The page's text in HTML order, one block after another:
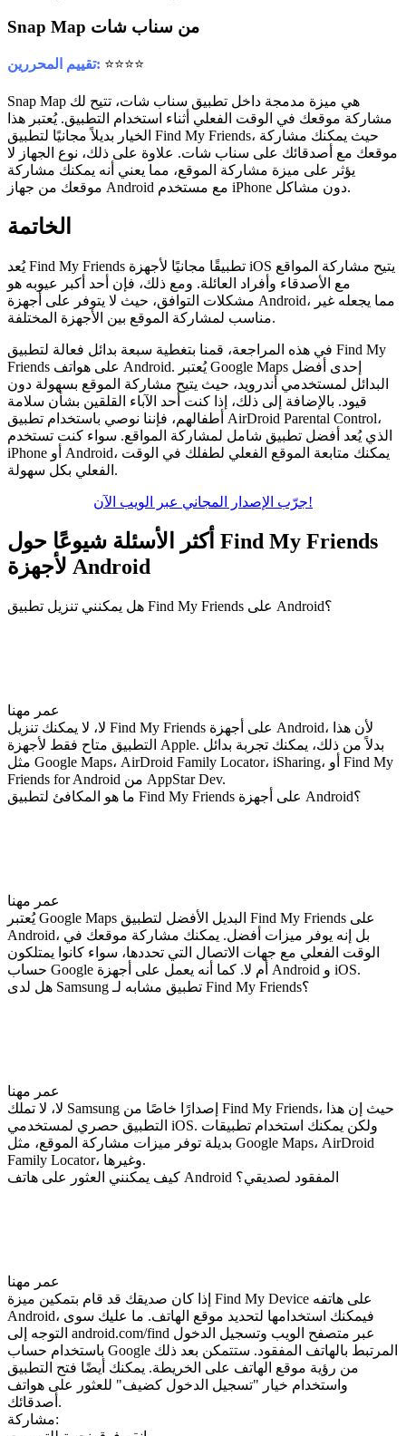
Snap Map من سناب شات
تقييم المحررين: ⭐⭐⭐⭐
Snap Map هي ميزة مدمجة داخل تطبيق سناب شات، تتيح لك
مشاركة موقعك في الوقت الفعلي أثناء استخدام التطبيق. يُعتبر هذا
الخيار بديلاً مجانيًا لتطبيق Find My Friends، حيث يمكنك مشاركة
موقعك مع أصدقائك على سناب شات. علاوة على ذلك، نوع الجهاز لا
يؤثر على ميزة مشاركة الموقع، مما يعني أنه يمكنك مشاركة
موقعك من جهاز Android مع مستخدم iPhone دون مشاكل.
الخاتمة
يُعد Find My Friends تطبيقًا مجانيًا لأجهزة iOS يتيح مشاركة المواقع
مع الأصدقاء وأفراد العائلة. ومع ذلك، فإن أحد أكبر عيوبه هو
مشكلات التوافق، حيث لا يتوفر على أجهزة Android، مما يجعله غير
مناسب لمشاركة الموقع بين الأجهزة المختلفة.
في هذه المراجعة، قمنا بتغطية سبعة بدائل فعالة لتطبيق Find My
Friends على هواتف Android. يُعتبر Google Maps إحدى أفضل
البدائل لمستخدمي أندرويد، حيث يتيح مشاركة الموقع بسهولة دون
قيود. بالإضافة إلى ذلك، إذا كنت أحد الآباء القلقين بشأن سلامة
أطفالهم، فإننا نوصي باستخدام تطبيق AirDroid Parental Control،
الذي يُعد أفضل تطبيق شامل لمشاركة المواقع. سواء كنت تستخدم
iPhone أو Android، يمكنك متابعة الموقع الفعلي لطفلك في الوقت
الفعلي بكل سهولة.
جرّب الإصدار المجاني عبر الويب الآن!
أكثر الأسئلة شيوعًا حول Find My Friends
لأجهزة Android
هل يمكنني تنزيل تطبيق Find My Friends على Android؟
عمر مهنا
لا، لا يمكنك تنزيل Find My Friends على أجهزة Android، لأن هذا
التطبيق متاح فقط لأجهزة Apple. بدلاً من ذلك، يمكنك تجربة بدائل
مثل Google Maps، AirDroid Family Locator، iSharing، أو Find My
Friends for Android من AppStar Dev.
ما هو المكافئ لتطبيق Find My Friends على أجهزة Android؟
عمر مهنا
يُعتبر Google Maps البديل الأفضل لتطبيق Find My Friends على
Android، بل إنه يوفر ميزات أفضل. يمكنك مشاركة موقعك في
الوقت الفعلي مع جهات الاتصال التي تحددها، سواء كانوا يمتلكون
حساب Google أم لا. كما أنه يعمل على أجهزة Android و iOS.
هل لدى Samsung تطبيق مشابه لـ Find My Friends؟
عمر مهنا
لا، لا تملك Samsung إصدارًا خاصًا من Find My Friends، حيث إن هذا
التطبيق حصري لمستخدمي iOS. ولكن يمكنك استخدام تطبيقات
بديلة توفر ميزات مشاركة الموقع، مثل Google Maps، AirDroid
Family Locator، وغيرها.
كيف يمكنني العثور على هاتف Android المفقود لصديقي؟
عمر مهنا
إذا كان صديقك قد قام بتمكين ميزة Find My Device على هاتفه
Android، فيمكنك استخدامها لتحديد موقع الهاتف. ما عليك سوى
التوجه إلى android.com/find عبر متصفح الويب وتسجيل الدخول
باستخدام حساب Google المرتبط بالهاتف المفقود. ستتمكن بعد ذلك
من رؤية موقع الهاتف على الخريطة. يمكنك أيضًا فتح التطبيق
واستخدام خيار "تسجيل الدخول كضيف" للعثور على هواتف
أصدقائك.
مشاركة: